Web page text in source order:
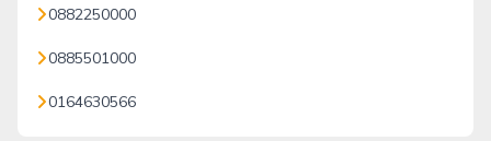
0882250000
0885501000
0164630566